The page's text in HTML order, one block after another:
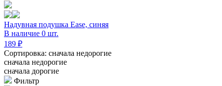
Надувная подушка Ease, синяя
В наличие 0 шт.
189 ₽
Сортировка: сначала недорогие
сначала недорогие
сначала дорогие
Фильтр